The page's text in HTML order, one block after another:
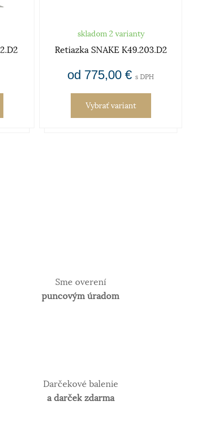
skladom 2 varianty
Retiazka SNAKE K49.203.D2
od 775,00 € s DPH
Vybrať variant
Sme overení
puncovým úradom
Darčekové balenie
a darček zdarma